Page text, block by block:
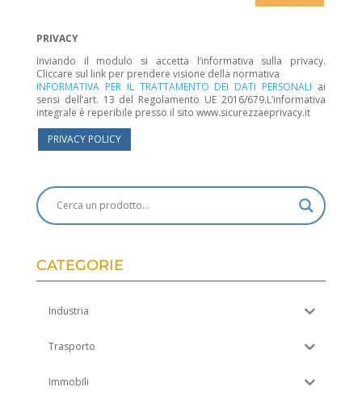
PRIVACY
Inviando il modulo si accetta l’informativa sulla privacy.
Cliccare sul link per prendere visione della normativa
INFORMATIVA PER IL TRATTAMENTO DEI DATI PERSONALI ai
sensi dell’art. 13 del Regolamento UE 2016/679.L’informativa
integrale è reperibile presso il sito www.sicurezzaeprivacy.it
PRIVACY POLICY
CATEGORIE
Industria
Trasporto
Immobili